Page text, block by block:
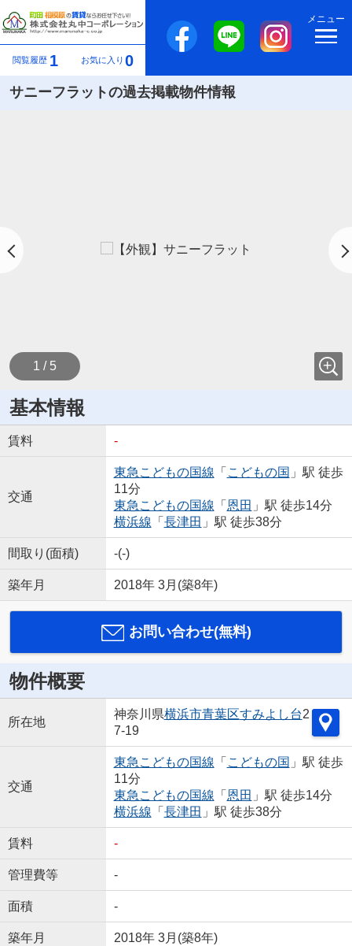
閲覧履歴 1 お気に入り 0
メニュー
サニーフラットの過去掲載物件情報
1 / 5
基本情報
賃料 -
交通
東急こどもの国線 「 こどもの国 」駅 徒歩
11分
東急こどもの国線 「 恩田 」駅 徒歩14分
横浜線 「 長津田 」駅 徒歩38分
間取り(面積) -(-)
築年月 2018年 3月(築8年)
お問い合わせ(無料)
物件概要
所在地
神奈川県横浜市青葉区すみよし台2
7-19
交通
東急こどもの国線 「 こどもの国 」駅 徒歩
11分
東急こどもの国線 「 恩田 」駅 徒歩14分
横浜線 「 長津田 」駅 徒歩38分
賃料 -
管理費等 -
面積 -
築年月 2018年 3月(築8年)